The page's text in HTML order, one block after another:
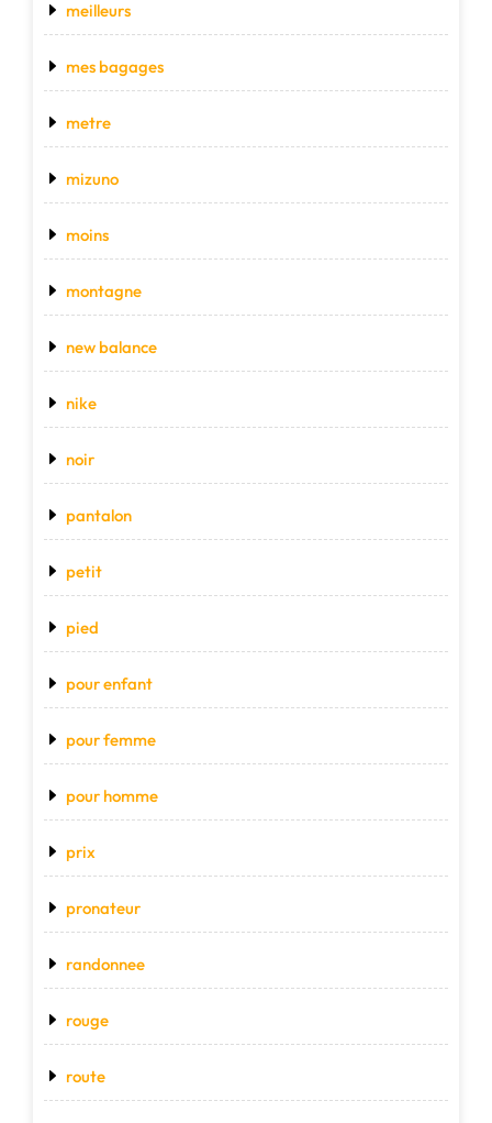
meilleurs
mes bagages
metre
mizuno
moins
montagne
new balance
nike
noir
pantalon
petit
pied
pour enfant
pour femme
pour homme
prix
pronateur
randonnee
rouge
route